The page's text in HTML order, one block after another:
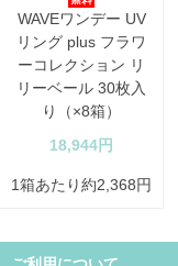
WAVEワンデー UV
リング plus フラワ
ーコレクション リ
リーベール 30枚入
り（×8箱）
18,944円
1箱あたり約2,368円